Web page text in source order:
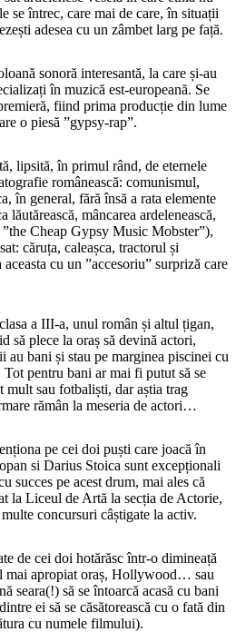
se întrec, care mai de care, în situații
adesea cu un zâmbet larg pe față.
sonoră interesantă, la care și-au
în muzică est-europeană. Se
fiind prima producție din lume
o piesă ”gypsy-rap”.
lipsită, în primul rând, de eternele
românească: comunismul,
în general, fără însă a rata elemente
lăutărească, mâncarea ardelenească,
Cheap Gypsy Music Mobster”),
căruța, caleașca, tractorul și
cu un ”accesoriu” surpriză care
a III-a, unul român și altul țigan,
să plece la oraș să devină actori,
au bani și stau pe marginea piscinei cu
pentru bani ar mai fi putut să se
sau fotbaliști, dar aștia trag
rămân la meseria de actori…
pe cei doi puști care joacă în
si Darius Stoica sunt excepționali
succes pe acest drum, mai ales că
la Liceul de Artă la secția de Actorie,
concursuri câștigate la activ.
de cei doi hotărăsc într-o dimineață
mai apropiat oraș, Hollywood… sau
seara(!) să se întoarcă acasă cu bani
ei să se căsătorească cu o fată din
cu numele filmului).